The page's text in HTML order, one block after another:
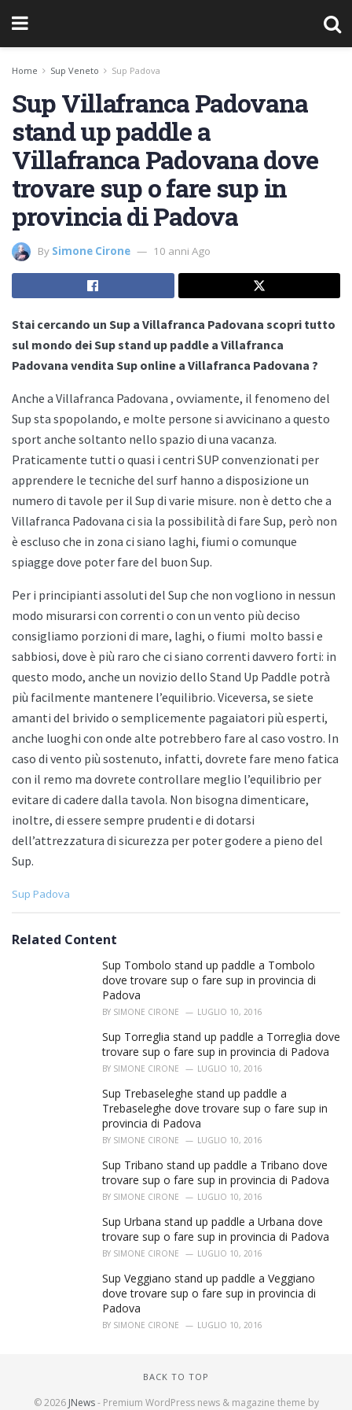
Home Sup Veneto Sup Padova
Sup Villafranca Padovana
stand up paddle a
Villafranca Padovana dove
trovare sup o fare sup in
provincia di Padova
By Simone Cirone 10 anni Ago
Stai cercando un Sup a Villafranca Padovana scopri tutto
sul mondo dei Sup stand up paddle a Villafranca
Padovana vendita Sup online a Villafranca Padovana ?
Anche a Villafranca Padovana , ovviamente, il fenomeno del
Sup sta spopolando, e molte persone si avvicinano a questo
sport anche soltanto nello spazio di una vacanza.
Praticamente tutti o quasi i centri SUP convenzionati per
apprendere le tecniche del surf hanno a disposizione un
numero di tavole per il Sup di varie misure. non è detto che a
Villafranca Padovana ci sia la possibilità di fare Sup, però non
è escluso che in zona ci siano laghi, fiumi o comunque
spiagge dove poter fare del buon Sup.
Per i principianti assoluti del Sup che non vogliono in nessun
modo misurarsi con correnti o con un vento più deciso
consigliamo porzioni di mare, laghi, o fiumi molto bassi e
sabbiosi, dove è più raro che ci siano correnti davvero forti: in
questo modo, anche un novizio dello Stand Up Paddle potrà
più facilmente mantenere l’equilibrio. Viceversa, se siete
amanti del brivido o semplicemente pagaiatori più esperti,
anche luoghi con onde alte potrebbero fare al caso vostro. In
caso di vento più sostenuto, infatti, dovrete fare meno fatica
con il remo ma dovrete controllare meglio l’equilibrio per
evitare di cadere dalla tavola. Non bisogna dimenticare,
inoltre, di essere sempre prudenti e di dotarsi
dell’attrezzatura di sicurezza per poter godere a pieno del
Sup.
C
e
Sup Padova
Related Content
Sup Tombolo stand up paddle a Tombolo
dove trovare sup o fare sup in provincia di
Padova
BY SIMONE CIRONE LUGLIO 10, 2016
Sup Torreglia stand up paddle a Torreglia dove
trovare sup o fare sup in provincia di Padova
BY SIMONE CIRONE LUGLIO 10, 2016
Sup Trebaseleghe stand up paddle a
Trebaseleghe dove trovare sup o fare sup in
provincia di Padova
BY SIMONE CIRONE LUGLIO 10, 2016
Sup Tribano stand up paddle a Tribano dove
trovare sup o fare sup in provincia di Padova
BY SIMONE CIRONE LUGLIO 10, 2016
Sup Urbana stand up paddle a Urbana dove
trovare sup o fare sup in provincia di Padova
BY SIMONE CIRONE LUGLIO 10, 2016
Sup Veggiano stand up paddle a Veggiano
dove trovare sup o fare sup in provincia di
Padova
BY SIMONE CIRONE LUGLIO 10, 2016
BACK TO TOP
© 2026 JNews- Premium WordPress news & magazine theme by